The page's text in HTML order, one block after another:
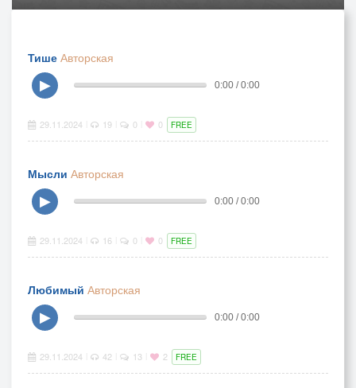
Тише Авторская
▶
0:00 / 0:00
29.11.2024 19 0 0 FREE
Мысли Авторская
▶
0:00 / 0:00
29.11.2024 16 0 0 FREE
Любимый Авторская
▶
0:00 / 0:00
29.11.2024 42 13 2 FREE